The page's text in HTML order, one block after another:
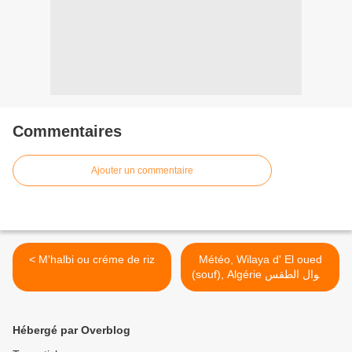
Commentaires
Ajouter un commentaire
< M'halbi ou créme de riz
Météo, Wilaya d' El oued
(souf), Algérie أحوال الطقس
لولاية الواد على مدى 5 ايام >
Hébergé par Overblog